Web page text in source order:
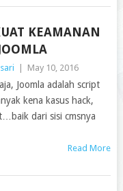
KEAMANAN
May 10, 2016
Joomla adalah script
kena kasus hack,
dari sisi cmsnya
Read More